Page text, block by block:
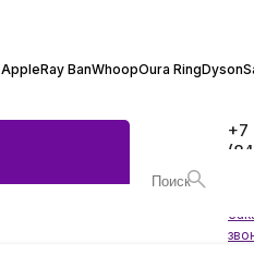
AppleRay BanWhoopOura RingDyson
+7